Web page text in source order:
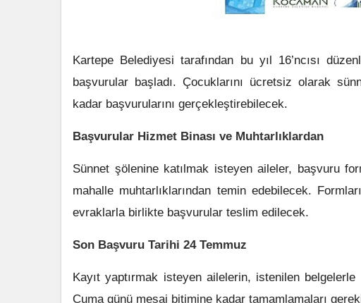
Kartepe Belediyesi tarafından bu yıl 16’ncısı
başvurular başladı. Çocuklarını ücretsiz olarak
kadar başvurularını gerçekleştirebilecek.
Başvurular Hizmet Binası ve Muhtarlıklardan
Sünnet şölenine katılmak isteyen aileler, başvuru
mahalle muhtarlıklarından temin edebilecek.
evraklarla birlikte başvurular teslim edilecek.
Son Başvuru Tarihi 24 Temmuz
Kayıt yaptırmak isteyen ailelerin, istenilen
Cuma günü mesai bitimine kadar tamamlamaları